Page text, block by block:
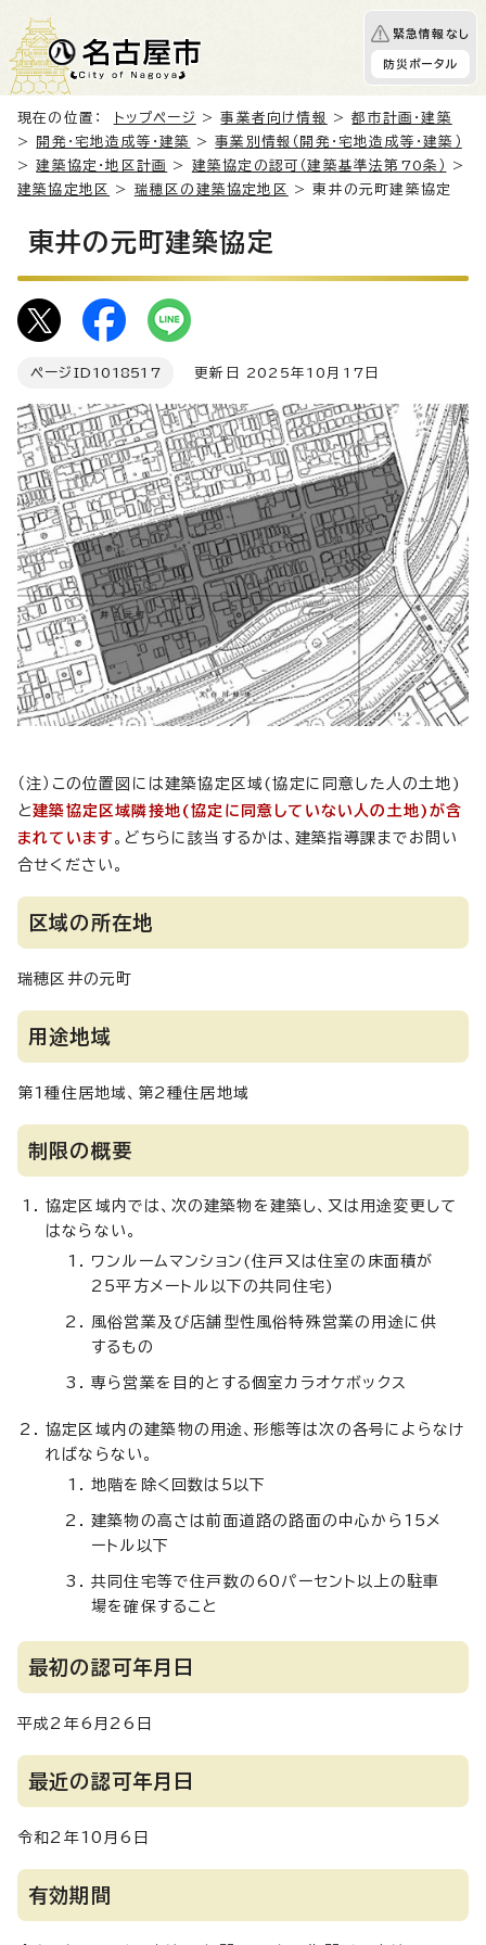
緊急情報なし
防災ポータル
現在の位置： トップページ >事業者向け情報 >都市計画・建築
>
開発・宅地造成等・建築 >事業別情報（開発・宅地造成等・建築）
>建築協定・地区計画 > 建築協定の認可（建築基準法第70条）
>
建築協定地区
> 瑞穂区の建築協定地区 > 東井の元町建築協定
東井の元町建築協定
ページID 1018517 更新日 2025年10月17日
（注）この位置図には建築協定区域(協定に同意した人の土地)
と建築協定区域隣接地(協定に同意していない人の土地)が含
まれています 。どちらに該当するかは、建築指導課までお問い
合せください。
区域の所在地
瑞穂区井の元町
用途地域
第1種住居地域、第2種住居地域
制限の概要
協定区域内では、次の建築物を建築し、又は用途変更して
はならない。
ワンルームマンション(住戸又は住室の床面積が
25平方メートル以下の共同住宅)
風俗営業及び店舗型性風俗特殊営業の用途に供
するもの
専ら営業を目的とする個室カラオケボックス
協定区域内の建築物の用途、形態等は次の各号によらなけ
ればならない。
地階を除く回数は5以下
建築物の高さは前面道路の路面の中心から15メ
ートル以下
共同住宅等で住戸数の60パーセント以上の駐車
場を確保すること
最初の認可年月日
平成2年6月26日
最近の認可年月日
令和2年10月6日
有効期間